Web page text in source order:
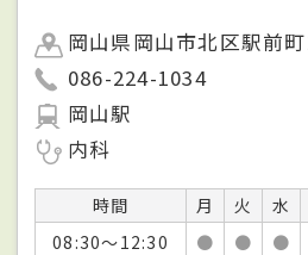
岡山県岡山市北区駅前
086-224-1034
岡山駅
内科
時間 月 火 水
08:30～12:30
● ● ●